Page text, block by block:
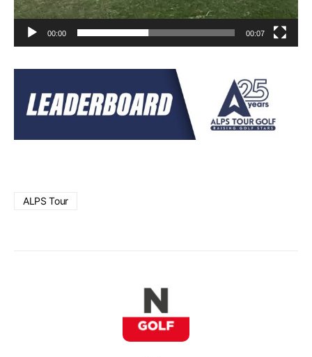
00:00 00:07
ALPS Tour